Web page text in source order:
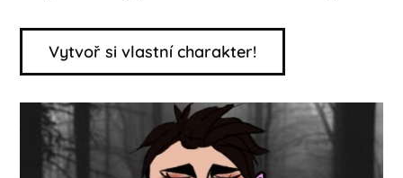
Vytvoř si vlastní charakter!